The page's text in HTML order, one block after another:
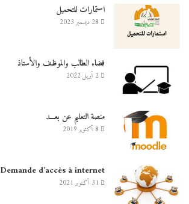
استمارات للتحميل
28 ديسمبر 2023
فضاء الطالب والموظف والأستاذ
2 أبريل 2022
منصة التعليم عن بعـــد
8 أكتوبر 2019
Demande d’accès à internet
31 أكتوبر 2021